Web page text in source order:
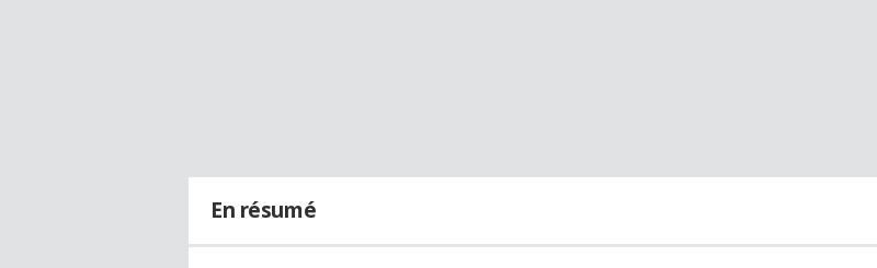
En résumé